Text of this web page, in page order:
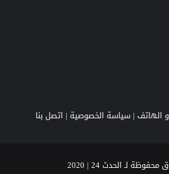
الهاتف |سياسة الخصوصية | اتصل بنا
لـ الحدث 24 | 2020